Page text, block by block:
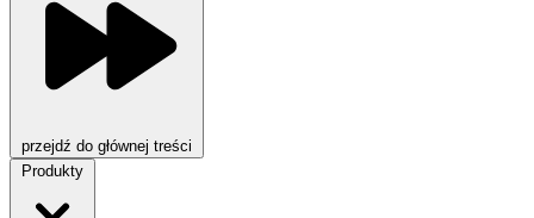
przejdź do głównej treści
Produkty